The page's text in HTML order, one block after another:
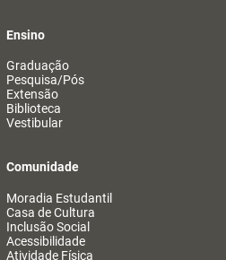
Ensino
Graduação
Pesquisa/Pós
Extensão
Biblioteca
Vestibular
Comunidade
Moradia Estudantil
Casa de Cultura
Inclusão Social
Acessibilidade
Atividade Física